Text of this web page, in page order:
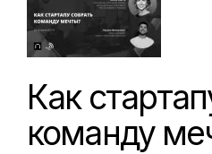
Как
команду